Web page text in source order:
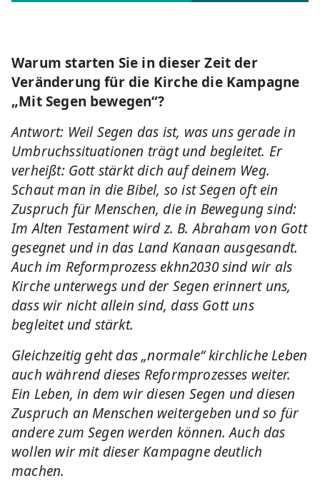
Warum starten Sie in dieser Zeit der
Veränderung für die Kirche die Kampagne
„Mit Segen bewegen“?
Antwort: Weil Segen das ist, was uns gerade in
Umbruchssituationen trägt und begleitet. Er
verheißt: Gott stärkt dich auf deinem Weg.
Schaut man in die Bibel, so ist Segen oft ein
Zuspruch für Menschen, die in Bewegung sind:
Im Alten Testament wird z. B. Abraham von Gott
gesegnet und in das Land Kanaan ausgesandt.
Auch im Reformprozess ekhn2030 sind wir als
Kirche unterwegs und der Segen erinnert uns,
dass wir nicht allein sind, dass Gott uns
begleitet und stärkt.
Gleichzeitig geht das „normale“ kirchliche Leben
auch während dieses Reformprozesses weiter.
Ein Leben, in dem wir diesen Segen und diesen
Zuspruch an Menschen weitergeben und so für
andere zum Segen werden können. Auch das
wollen wir mit dieser Kampagne deutlich
machen.